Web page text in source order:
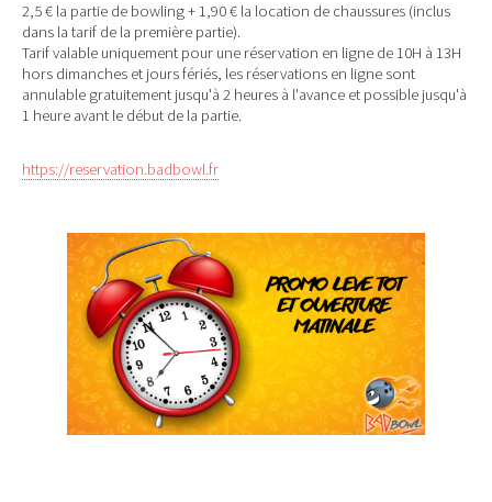
2,5 € la partie de bowling + 1,90 € la location de chaussures (inclus
dans la tarif de la première partie).
Tarif valable uniquement pour une réservation en ligne de 10H à 13H
hors dimanches et jours fériés, les réservations en ligne sont
annulable gratuitement jusqu'à 2 heures à l'avance et possible jusqu'à
1 heure avant le début de la partie.
https://reservation.badbowl.fr